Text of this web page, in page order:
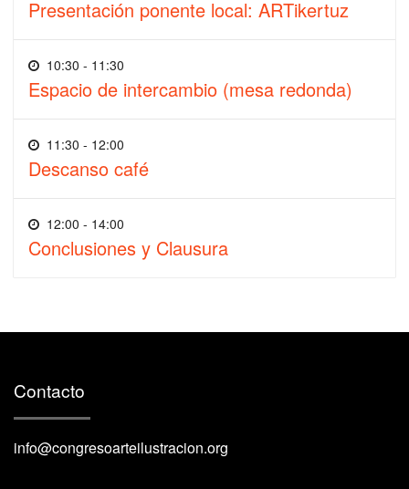
Presentación ponente local: ARTikertuz
10:30 - 11:30
Espacio de intercambio (mesa redonda)
11:30 - 12:00
Descanso café
12:00 - 14:00
Conclusiones y Clausura
Contacto
info@congresoarteilustracion.org